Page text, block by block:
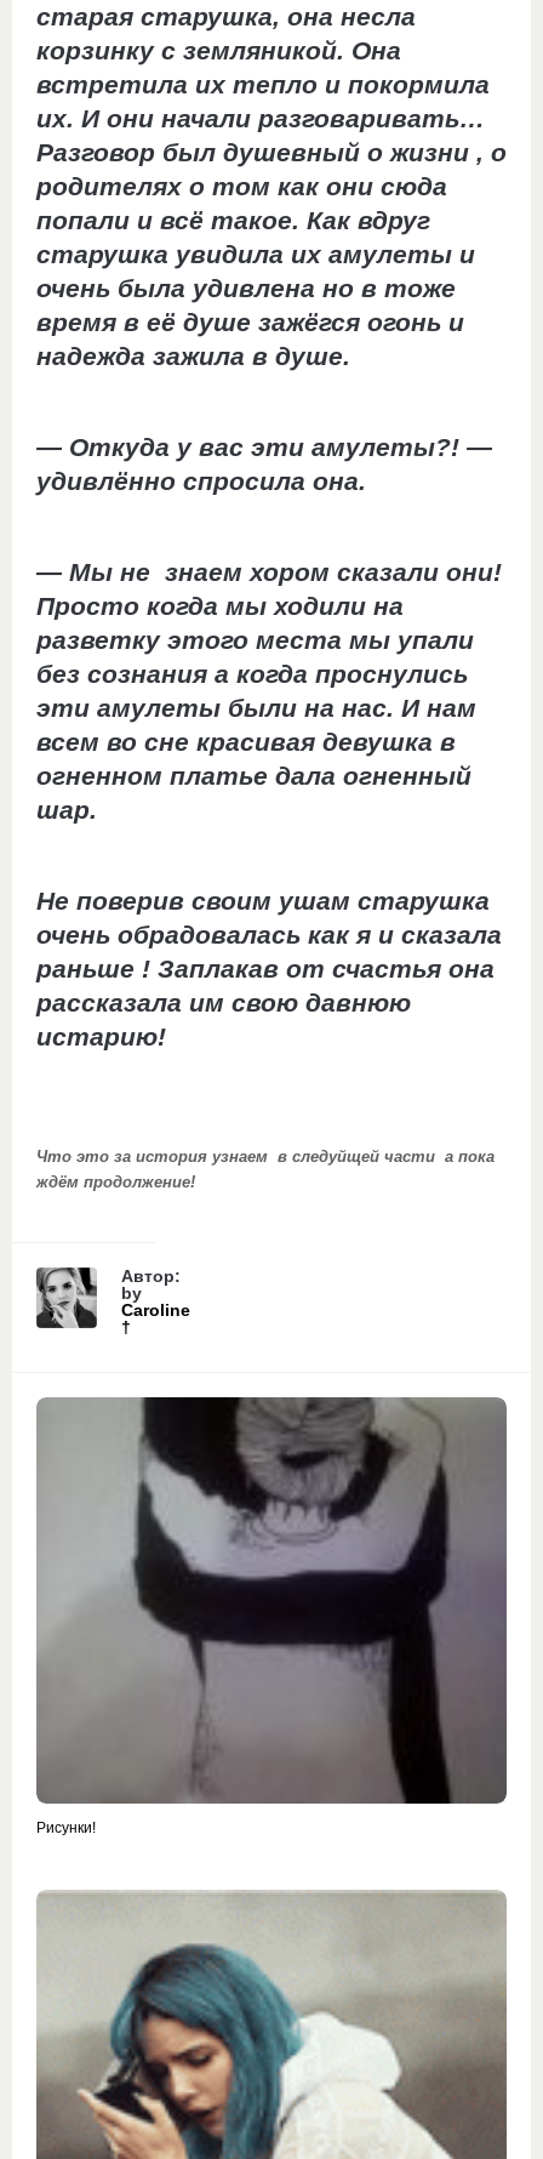
старая старушка, она несла
корзинку с земляникой. Она
встретила их тепло и покормила
их. И они начали разговаривать…
Разговор был душевный о жизни , о
родителях о том как они сюда
попали и всё такое. Как вдруг
старушка увидила их амулеты и
очень была удивлена но в тоже
время в её душе зажёгся огонь и
надежда зажила в душе.
— Откуда у вас эти амулеты?! —
удивлённо спросила она.
— Мы не знаем хором сказали они!
Просто когда мы ходили на
разветку этого места мы упали
без сознания а когда проснулись
эти амулеты были на нас. И нам
всем во сне красивая девушка в
огненном платье дала огненный
шар.
Не поверив своим ушам старушка
очень обрадовалась как я и сказала
раньше ! Заплакав от счастья она
рассказала им свою давнюю
истарию!
Что это за история узнаем в следуйщей части а пока
ждём продолжение!
Автор:
by
Caroline
†
Рисунки!